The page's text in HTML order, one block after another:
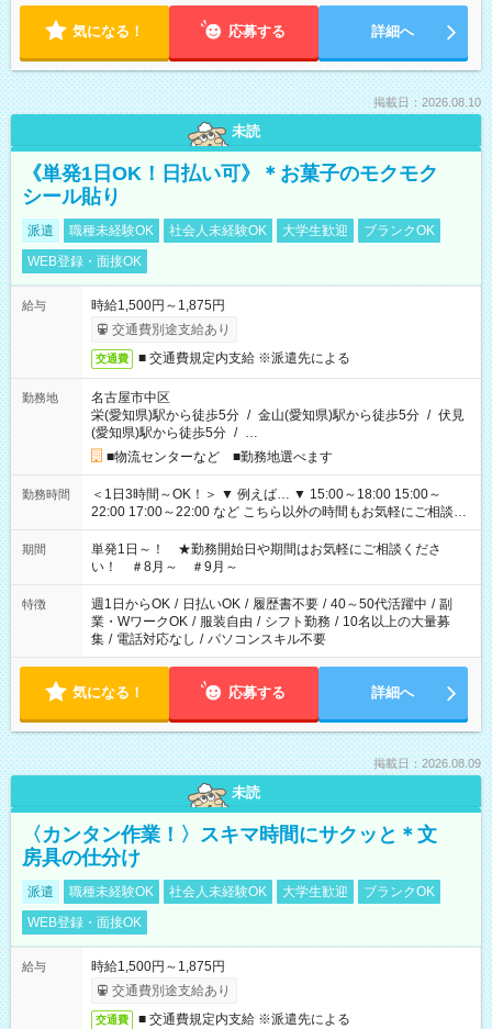
気になる！ 応募する 詳細へ
掲載日：2026.08.10
未読
《単発1日OK！日払い可》＊お菓子のモクモク
シール貼り
派遣 職種未経験OK 社会人未経験OK 大学生歓迎
ブランクOK
WEB登録・面接OK
給与
時給1,500円～1,875円
交通費別途支給あり
交通費 ■ 交通費規定内支給 ※派遣先による
勤務地
名古屋市中区
栄(愛知県)駅から徒歩5分 / 金山(愛知県)駅から徒歩5分 / 伏見
(愛知県)駅から徒歩5分 / …
■物流センターなど ■勤務地選べます
勤務時間
＜1日3時間～OK！＞ ▼ 例えば… ▼ 15:00～18:00 15:00～
22:00 17:00～22:00 など こちら以外の時間もお気軽にご相談く
ださい！
期間
単発1日～！ ★勤務開始日や期間はお気軽にご相談くださ
い！ ＃8月～ ＃9月～
特徴 週1日からOK / 日払いOK / 履歴書不要 / 40～50代活躍中 / 副
業・WワークOK / 服装自由 / シフト勤務 / 10名以上の大量募
集 / 電話対応なし / パソコンスキル不要
気になる！ 応募する 詳細へ
掲載日：2026.08.09
未読
〈カンタン作業！〉スキマ時間にサクッと＊文
房具の仕分け
派遣 職種未経験OK 社会人未経験OK 大学生歓迎
ブランクOK
WEB登録・面接OK
給与
時給1,500円～1,875円
交通費別途支給あり
交通費 ■ 交通費規定内支給 ※派遣先による